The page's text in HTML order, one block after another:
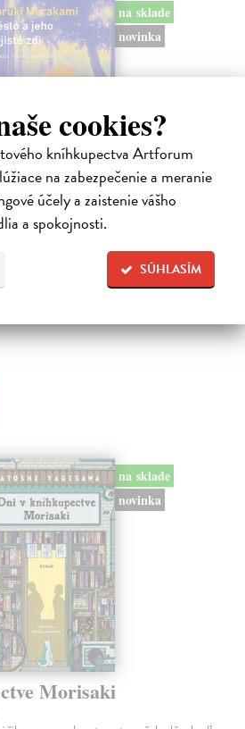
cookies?
kníhkupectva Artforum
na zabezpečenie a meranie
účely a zaistenie vášho
a spokojnosti.
SÚHLASÍM
na sklade
novinka
zdi
o tom městě. Město a jeho nejisté zdi –
Murakamiho volně navazuje na
na sklade
novinka
Morisaki